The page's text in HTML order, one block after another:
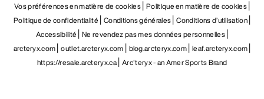
Vos préférences en matière de cookies Politique en matière de cookies
Politique de confidentialité Conditions générales Conditions d’utilisation
Accessibilité Ne revendez pas mes données personnelles
arcteryx.com outlet.arcteryx.com blog.arcteryx.com leaf.arcteryx.com
https://resale.arcteryx.ca Arc'teryx - an Amer Sports Brand